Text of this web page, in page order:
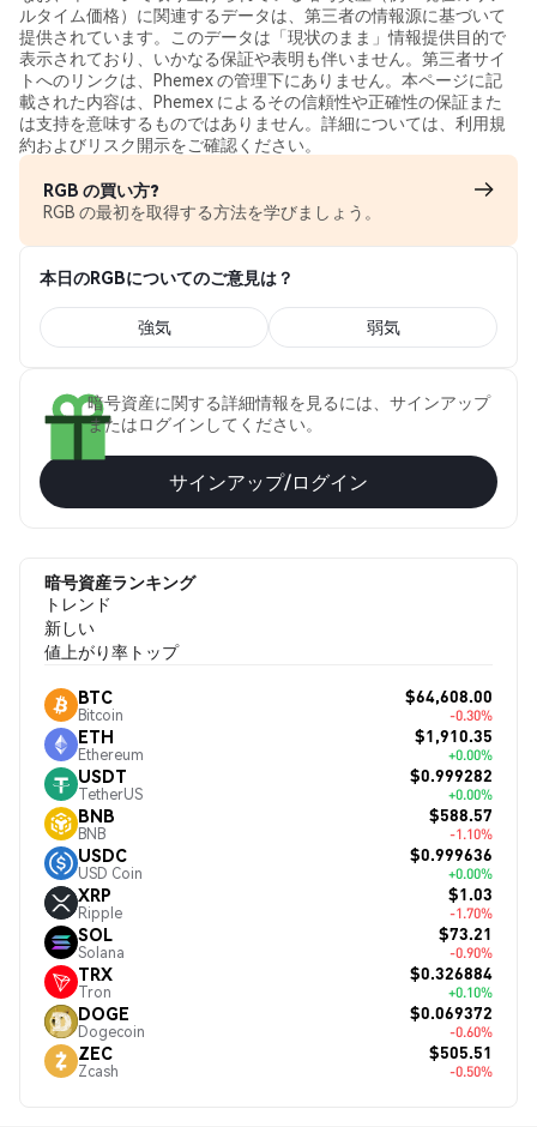
ルタイム価格）に関連するデータは、第三者の情報源に基づいて
提供されています。このデータは「現状のまま」情報提供目的で
表示されており、いかなる保証や表明も伴いません。第三者サイ
トへのリンクは、Phemex の管理下にありません。本ページに記
載された内容は、Phemex によるその信頼性や正確性の保証また
は支持を意味するものではありません。詳細については、利用規
約およびリスク開示をご確認ください。
RGB の買い方?
RGB の最初を取得する方法を学びましょう。
本日のRGBについてのご意見は？
強気 弱気
暗号資産に関する詳細情報を見るには、サインアップ
またはログインしてください。
サインアップ/ログイン
暗号資産ランキング
トレンド
新しい
値上がり率トップ
BTC
Bitcoin
$64,608.00
-0.30%
ETH
Ethereum
$1,910.35
+0.00%
USDT
TetherUS
$0.999282
+0.00%
BNB
BNB
$588.57
-1.10%
USDC
USD Coin
$0.999636
+0.00%
XRP
Ripple
$1.03
-1.70%
SOL
Solana
$73.21
-0.90%
TRX
Tron
$0.326884
+0.10%
DOGE
Dogecoin
$0.069372
-0.60%
ZEC
Zcash
$505.51
-0.50%